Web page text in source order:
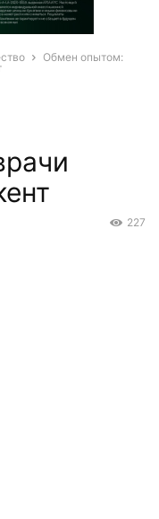
Обмен опытом:
227